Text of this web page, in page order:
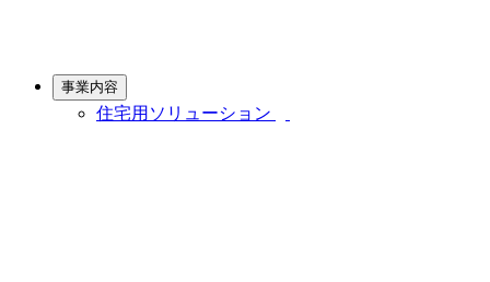
事業内容
住宅用ソリューション